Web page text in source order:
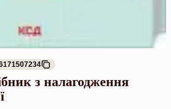
з налагодження